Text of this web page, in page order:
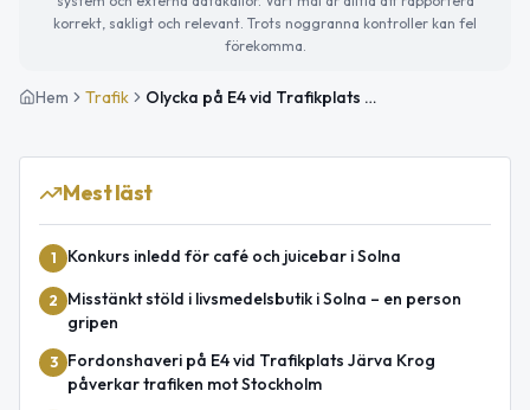
korrekt, sakligt och relevant. Trots noggranna kontroller kan fel
förekomma.
Hem Trafik Olycka på E4 vid Trafikplats Järva Krog med stor påverkan i riktning mot Stockholm
Mest läst
1 Konkurs inledd för café och juicebar i Solna
2
Misstänkt stöld i livsmedelsbutik i Solna – en person
gripen
3
Fordonshaveri på E4 vid Trafikplats Järva Krog
påverkar trafiken mot Stockholm